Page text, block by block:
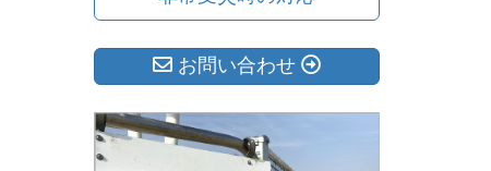
お問い合わせ